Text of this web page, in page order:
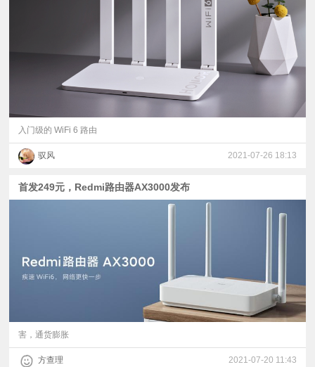
入门级的 WiFi 6 路由
驭风 2021-07-26 18:13
首发249元，Redmi路由器AX3000发布
害，通货膨胀
方查理 2021-07-20 11:43